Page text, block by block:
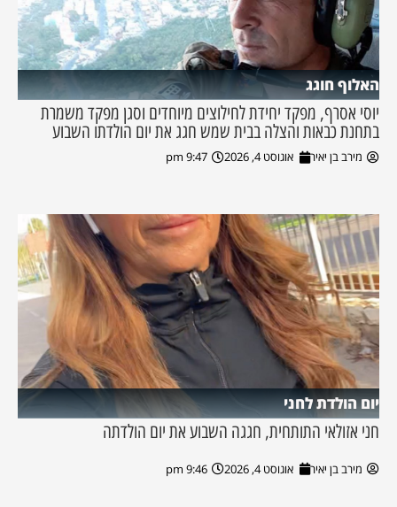
האלוף חוגג
יוסי אסרף, מפקד יחידת לחילוצים מיוחדים וסגן מפקד משמרת
בתחנת כבאות והצלה בבית שמש חגג את יום הולדתו השבוע
מירב בן יאיר אוגוסט 4, 2026 9:47 pm
יום הולדת לחני
חני אזולאי התותחית, חגגה השבוע את יום הולדתה
מירב בן יאיר אוגוסט 4, 2026 9:46 pm